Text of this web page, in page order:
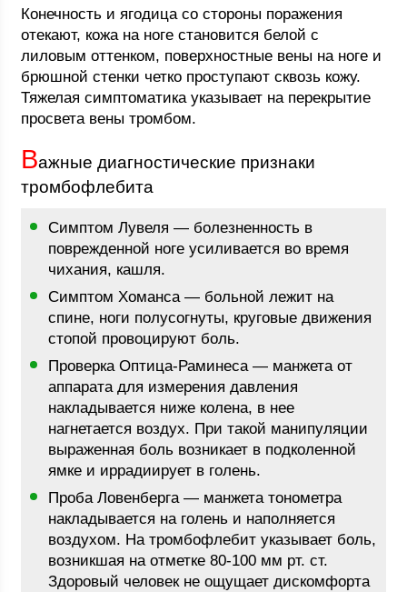
Конечность и ягодица со стороны поражения
отекают, кожа на ноге становится белой с
лиловым оттенком, поверхностные вены на ноге и
брюшной стенки четко проступают сквозь кожу.
Тяжелая симптоматика указывает на перекрытие
просвета вены тромбом.
Важные диагностические признаки
тромбофлебита
Симптом Лувеля — болезненность в
поврежденной ноге усиливается во время
чихания, кашля.
Симптом Хоманса — больной лежит на
спине, ноги полусогнуты, круговые движения
стопой провоцируют боль.
Проверка Оптица-Раминеса — манжета от
аппарата для измерения давления
накладывается ниже колена, в нее
нагнетается воздух. При такой манипуляции
выраженная боль возникает в подколенной
ямке и иррадиирует в голень.
Проба Ловенберга — манжета тонометра
накладывается на голень и наполняется
воздухом. На тромбофлебит указывает боль,
возникшая на отметке 80-100 мм рт. ст.
Здоровый человек не ощущает дискомфорта